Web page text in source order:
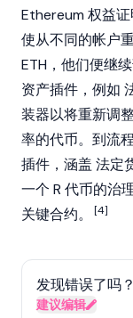
Ethereum 权益证
使从不同的帐户
ETH ，他们便继
资产插件，例如
装器以将重新调
率的代币。到流
插件，涵盖 法定
一个 R 代币的治
关键合约。
[4]
发现错误了吗？
建议编辑